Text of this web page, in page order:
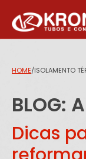
HOME/ISOLAMENTO
BLOG:
Dicas